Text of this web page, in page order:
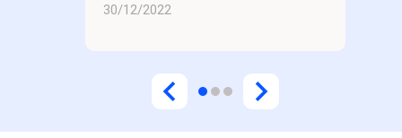
30/12/2022